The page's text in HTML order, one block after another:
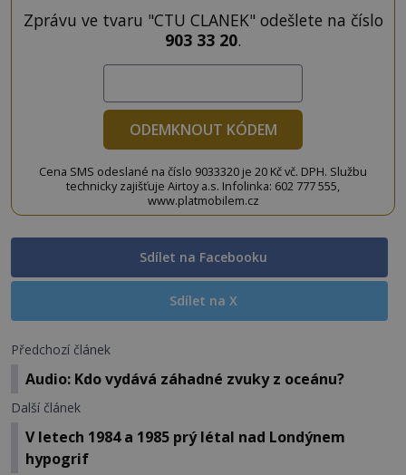
Zprávu ve tvaru "CTU CLANEK" odešlete na číslo
903 33 20.
ODEMKNOUT KÓDEM
Cena SMS odeslané na číslo 9033320 je 20 Kč vč. DPH. Službu
technicky zajišťuje Airtoy a.s. Infolinka: 602 777 555,
www.platmobilem.cz
Sdílet na Facebooku
Sdílet na X
Předchozí článek
Audio: Kdo vydává záhadné zvuky z oceánu?
Další článek
V letech 1984 a 1985 prý létal nad Londýnem
hypogrif